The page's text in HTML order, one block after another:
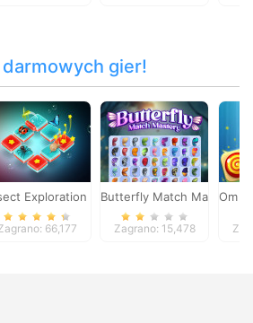
gier!
Exploration
66,177
Butterfly Match Mastery
Zagrano: 15,478
Om